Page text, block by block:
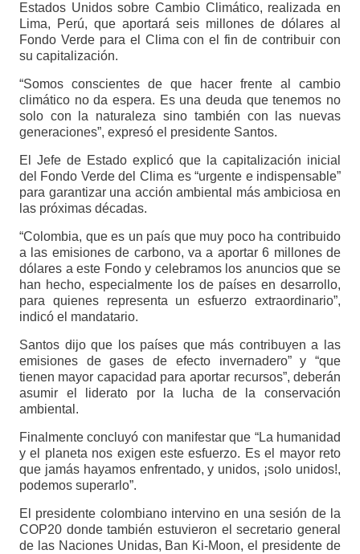
Estados Unidos sobre Cambio Climático, realizada en
Lima, Perú, que aportará seis millones de dólares al
Fondo Verde para el Clima con el fin de contribuir con
su capitalización.
“Somos conscientes de que hacer frente al cambio
climático no da espera. Es una deuda que tenemos no
solo con la naturaleza sino también con las nuevas
generaciones”, expresó el presidente Santos.
El Jefe de Estado explicó que la capitalización inicial
del Fondo Verde del Clima es “urgente e indispensable”
para garantizar una acción ambiental más ambiciosa en
las próximas décadas.
“Colombia, que es un país que muy poco ha contribuido
a las emisiones de carbono, va a aportar 6 millones de
dólares a este Fondo y celebramos los anuncios que se
han hecho, especialmente los de países en desarrollo,
para quienes representa un esfuerzo extraordinario”,
indicó el mandatario.
Santos dijo que los países que más contribuyen a las
emisiones de gases de efecto invernadero” y “que
tienen mayor capacidad para aportar recursos”, deberán
asumir el liderato por la lucha de la conservación
ambiental.
Finalmente concluyó con manifestar que “La humanidad
y el planeta nos exigen este esfuerzo. Es el mayor reto
que jamás hayamos enfrentado, y unidos, ¡solo unidos!,
podemos superarlo”.
El presidente colombiano intervino en una sesión de la
COP20 donde también estuvieron el secretario general
de las Naciones Unidas, Ban Ki-Moon, el presidente de